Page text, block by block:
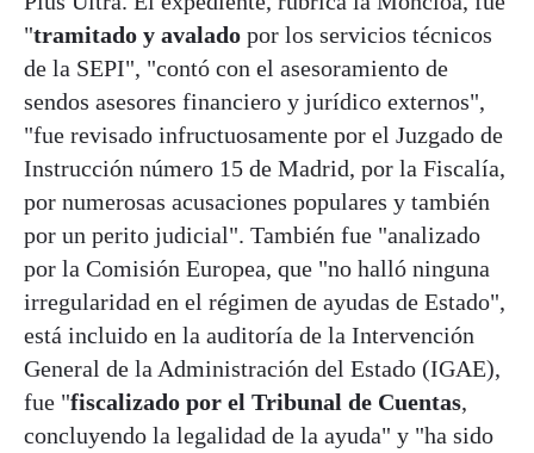
"tramitado y avalado por los servicios técnicos
de la SEPI", "contó con el asesoramiento de
sendos asesores financiero y jurídico externos",
"fue revisado infructuosamente por el Juzgado de
Instrucción número 15 de Madrid, por la Fiscalía,
por numerosas acusaciones populares y también
por un perito judicial". También fue "analizado
por la Comisión Europea, que "no halló ninguna
irregularidad en el régimen de ayudas de Estado",
está incluido en la auditoría de la Intervención
General de la Administración del Estado (IGAE),
fue "fiscalizado por el Tribunal de Cuentas,
concluyendo la legalidad de la ayuda" y "ha sido